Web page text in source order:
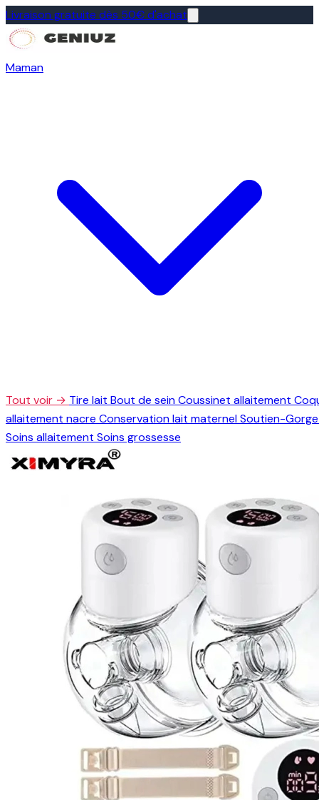
Livraison gratuite dès 50€ d'achat
Maman
Tout voir → Tire lait Bout de seinCoussinet allaitement
allaitement nacre Conservation lait maternelSoutien-
Soins allaitement Soins grossesse